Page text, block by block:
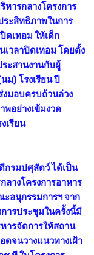
ารกลางโครงการ
ระสิทธิภาพในการ
ดเทอม ให้เด็ก
วลาปิดเทอม โดยตั้ง
ะสานงานกับผู้
ม) โรงเรียน ปี
มอบครบถ้วนล่วง
อย่างเข้มงวด
เรียน
รมปศุสัตว์ ได้เป็น
างโครงการอาหาร
อนุกรรมการฯ จาก
การประชุมในครั้งนี้มี
ารจัดการให้สถาน
จนวางแนวทางเฝ้า